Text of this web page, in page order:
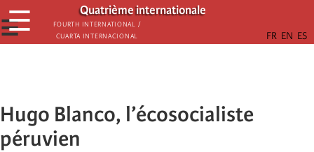
Passar
para
o
Quatrième internationale
Fourth International /
Cuarta Internacional
☰
☰
Hugo Blanco, l’écosocialiste
péruvien